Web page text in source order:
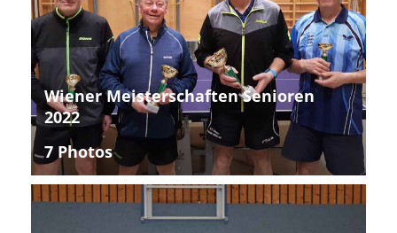
Wiener Meisterschaften Senioren
2022
7 Photos